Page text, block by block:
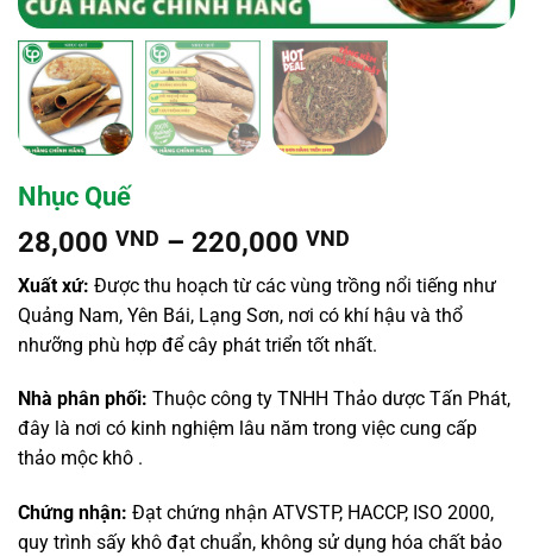
Nhục Quế
28,000 VND – 220,000 VND
giá:
từ
28,000 VND
đến
220,000 VND
Xuất xứ: Được thu hoạch từ các vùng trồng nổi tiếng như
Quảng Nam, Yên Bái, Lạng Sơn, nơi có khí hậu và thổ
nhưỡng phù hợp để cây phát triển tốt nhất.
Nhà phân phối: Thuộc công ty TNHH Thảo dược Tấn Phát,
đây là nơi có kinh nghiệm lâu năm trong việc cung cấp
thảo mộc khô .
Chứng nhận: Đạt chứng nhận ATVSTP, HACCP, ISO 2000,
quy trình sấy khô đạt chuẩn, không sử dụng hóa chất bảo